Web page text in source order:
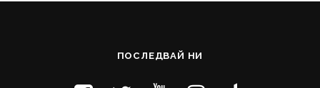
ПОСЛЕДВАЙ НИ